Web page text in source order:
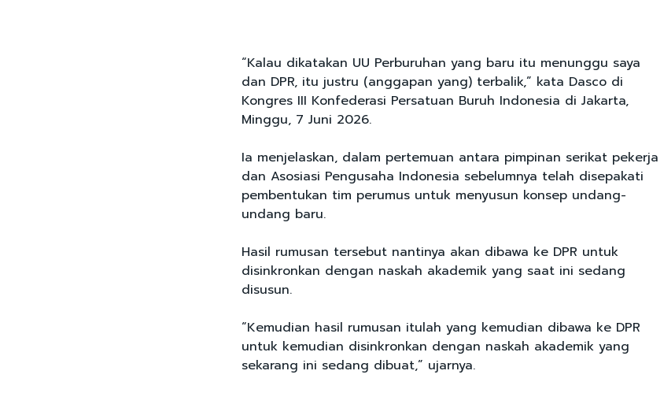
“Kalau dikatakan UU Perburuhan yang baru itu menunggu saya
dan DPR, itu justru (anggapan yang) terbalik,” kata Dasco di
Kongres III Konfederasi Persatuan Buruh Indonesia di Jakarta,
Minggu, 7 Juni 2026.
Ia menjelaskan, dalam pertemuan antara pimpinan serikat pekerja
dan Asosiasi Pengusaha Indonesia sebelumnya telah disepakati
pembentukan tim perumus untuk menyusun konsep undang-
undang baru.
Hasil rumusan tersebut nantinya akan dibawa ke DPR untuk
disinkronkan dengan naskah akademik yang saat ini sedang
disusun.
“Kemudian hasil rumusan itulah yang kemudian dibawa ke DPR
untuk kemudian disinkronkan dengan naskah akademik yang
sekarang ini sedang dibuat,” ujarnya.